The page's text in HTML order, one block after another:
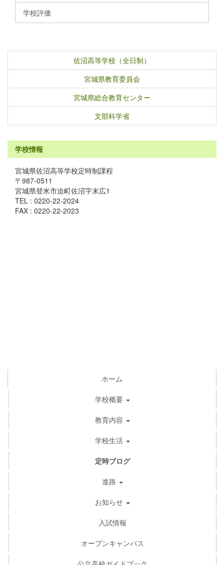
学校評価
佐沼高等学校（全日制）
宮城県教育委員会
宮城県総合教育センター
文部科学省
学校情報
宮城県佐沼高等学校定時制課程
〒987-0511
宮城県登米市迫町佐沼字末広1
TEL : 0220-22-2024
FAX : 0220-22-2023
ホーム
学校概要
教育内容
学校生活
定時ブログ
進路
お知らせ
入試情報
オープンキャンパス